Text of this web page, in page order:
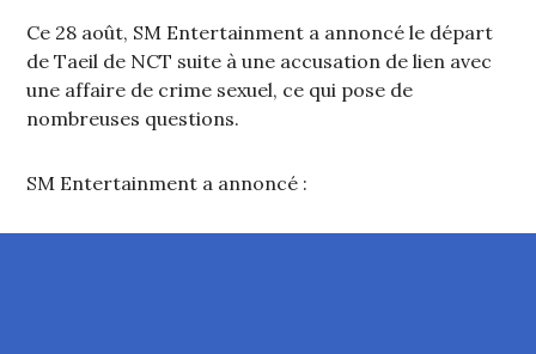
Ce 28 août, SM Entertainment a annoncé le départ
de Taeil de NCT suite à une accusation de lien avec
une affaire de crime sexuel, ce qui pose de
nombreuses questions.
SM Entertainment a annoncé :